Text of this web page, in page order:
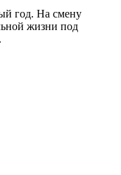
год. На смену
жизни под